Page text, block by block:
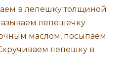
в лепешку толщиной
лепешечку
маслом, посыпаем
лепешку в